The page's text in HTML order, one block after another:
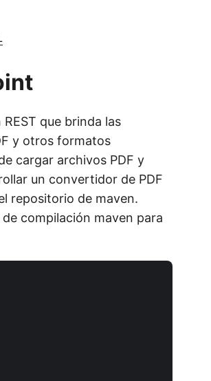
REST que brinda las
y otros formatos
cargar archivos PDF y
un convertidor de PDF
repositorio de maven.
compilación maven para